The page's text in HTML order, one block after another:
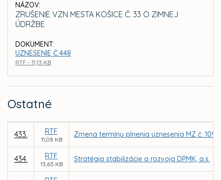
NÁZOV:
ZRUŠENIE VZN MESTA KOŠICE Č. 33 O ZIMNEJ
ÚDRŽBE
DOKUMENT:
UZNESENIE Č.448
RTF - 11,13 KB
Ostatné
433. RTF
11,08 KB
Zmena termínu plnenia uznesenia MZ č.
434. RTF
13,65 KB
Stratégia stabilizácie a rozvoja DPMK, a.s.